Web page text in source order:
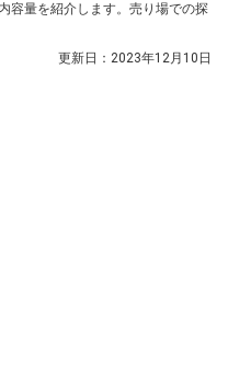
容量を紹介します。売り場での探
更新日： 2023年12月10日